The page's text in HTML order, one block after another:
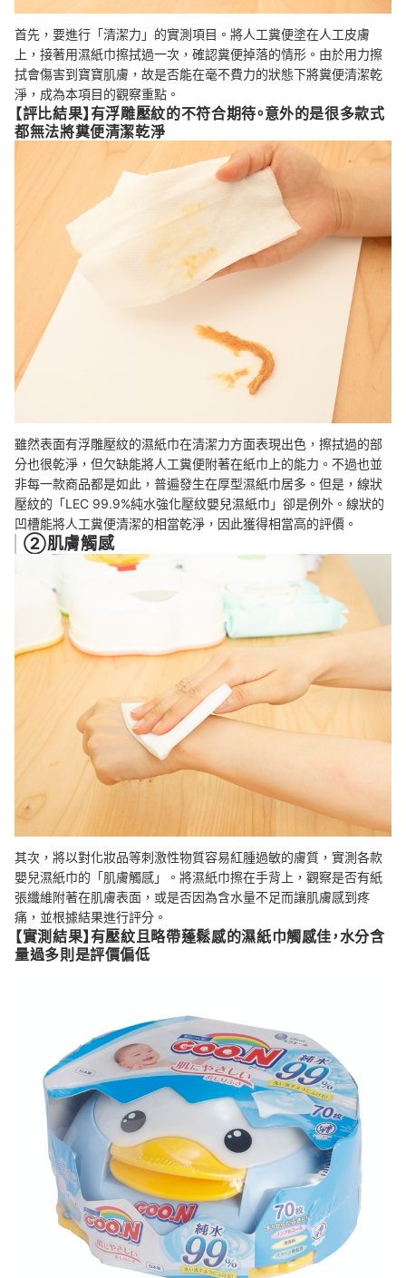
首先，要進行「清潔力」的實測項目。將人工糞便塗在人工皮膚
上，接著用濕紙巾擦拭過一次，確認糞便掉落的情形。由於用力擦
拭會傷害到寶寶肌膚，故是否能在毫不費力的狀態下將糞便清潔乾
淨，成為本項目的觀察重點。
【評比結果】有浮雕壓紋的不符合期待。意外的是很多款式
都無法將糞便清潔乾淨
雖然表面有浮雕壓紋的濕紙巾在清潔力方面表現出色，擦拭過的部
分也很乾淨，但欠缺能將人工糞便附著在紙巾上的能力。不過也並
非每一款商品都是如此，普遍發生在厚型濕紙巾居多。但是，線狀
壓紋的「LEC 99.9%純水強化壓紋嬰兒濕紙巾」卻是例外。線狀的
凹槽能將人工糞便清潔的相當乾淨，因此獲得相當高的評價。
②肌膚觸感
其次，將以對化妝品等刺激性物質容易紅腫過敏的膚質，實測各款
嬰兒濕紙巾的「肌膚觸感」。將濕紙巾擦在手背上，觀察是否有紙
張纖維附著在肌膚表面，或是否因為含水量不足而讓肌膚感到疼
痛，並根據結果進行評分。
【實測結果】有壓紋且略帶蓬鬆感的濕紙巾觸感佳，水分含
量過多則是評價偏低